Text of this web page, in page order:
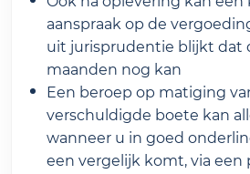
aanspraak op de
uit jurisprudentie blijkt dat
maanden nog kan
Een beroep op matiging
verschuldigde boete kan
wanneer u in goed
een vergelijk komt, via een